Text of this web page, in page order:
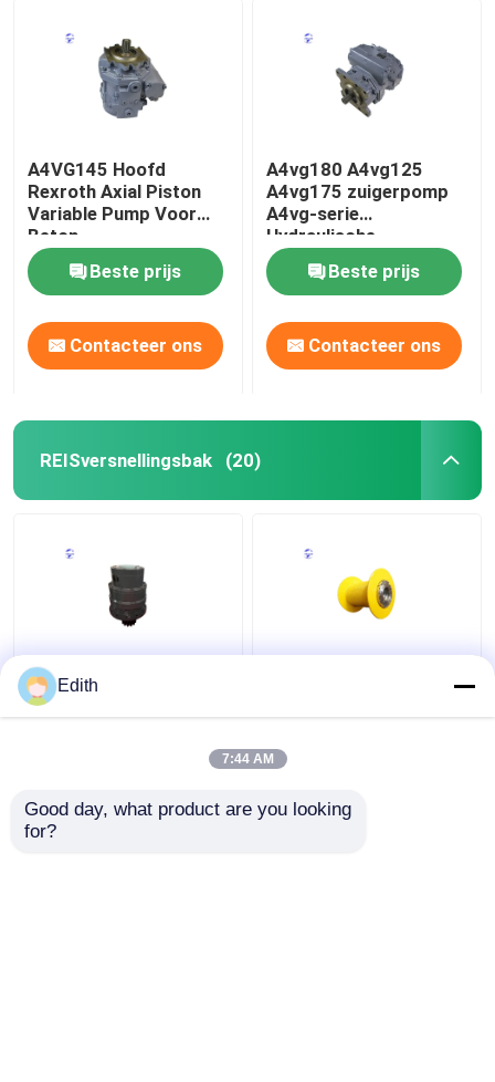
A4VG145 Hoofd
Rexroth Axial Piston
Variable Pump Voor
Beton
Beste prijs
Contacteer ons
A4vg180 A4vg125
A4vg175 zuigerpomp
A4vg-serie
Hydraulische
versnellingspomp
Beste prijs
Contacteer ons
REISversnellingsbak (20)
Zwaar werkend en hard
draaiend mechanisme
planeten voor
industriële
Edith
7:44 AM
Good day, what product are you looking
for?